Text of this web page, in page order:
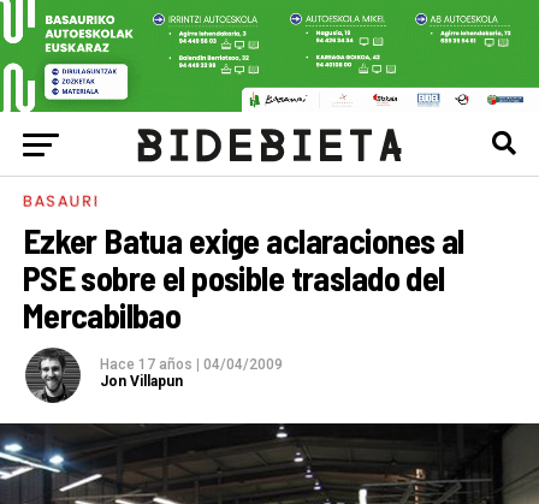
BASAURI
Ezker Batua exige aclaraciones al
PSE sobre el posible traslado del
Mercabilbao
Hace 17 años
04/04/2009
Jon Villapun